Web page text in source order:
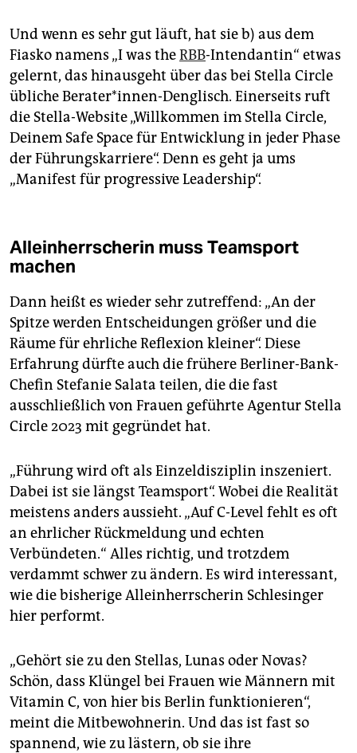
Und wenn es sehr gut läuft, hat sie b) aus dem
Fiasko namens „I was theRBB-Intendantin“ etwas
gelernt, das hinausgeht über das bei Stella Circle
übliche Berater*innen-Denglisch. Einerseits ruft
die Stella-Website „Willkommen im Stella Circle,
Deinem Safe Space für Entwicklung in jeder Phase
der Führungskarriere“. Denn es geht ja ums
„Manifest für progressive Leadership“.
Alleinherrscherin muss Teamsport
machen
Dann heißt es wieder sehr zutreffend: „An der
Spitze werden Entscheidungen größer und die
Räume für ehrliche Reflexion kleiner“. Diese
Erfahrung dürfte auch die frühere Berliner-Bank-
Chefin Stefanie Salata teilen, die die fast
ausschließlich von Frauen geführte Agentur Stella
Circle 2023 mit gegründet hat.
„Führung wird oft als Einzeldisziplin inszeniert.
Dabei ist sie längst Teamsport“. Wobei die Realität
meistens anders aussieht. „Auf C-Level fehlt es oft
an ehrlicher Rückmeldung und echten
Verbündeten.“ Alles richtig, und trotzdem
verdammt schwer zu ändern. Es wird interessant,
wie die bisherige Alleinherrscherin Schlesinger
hier performt.
„Gehört sie zu den Stellas, Lunas oder Novas?
Schön, dass Klüngel bei Frauen wie Männern mit
Vitamin C, von hier bis Berlin funktionieren“,
meint die Mitbewohnerin. Und das ist fast so
spannend, wie zu lästern, ob sie ihre